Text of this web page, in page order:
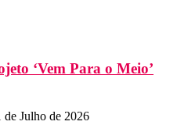
‘Vem Para o Meio’
de Julho de 2026